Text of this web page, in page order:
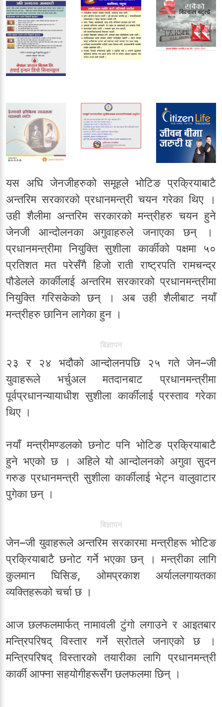
यस अघि जेनजीहरुको समूहले भोटिङ प्रक्रियाबाटै
अन्तरिम सरकारको प्रधानमन्त्री चयन गरेका थिए ।
उही शैलीमा अन्तरिम सरकारको मन्त्रीहरु चयन हुने
जेनजी आन्दोलनका अगुवाहरुले जनाएका छन् ।
प्रधानमन्त्रीमा नियुक्ति सुशीला कार्कीको पक्षमा ५०
प्रतिशत मत परेसँगै हिजो राती राष्ट्रपति रामचन्द्र
पौडेलले कार्कीलाई अन्तरिम सरकारको प्रधानमन्त्रीमा
नियुक्ति गरिसकेको छन् । अब उही शैलीबाट नयाँ
मन्त्रीहरु छानिन लागेका हुन ।
बिज्ञापन
२३ र २४ भदौको आन्दोलनपछि २५ गते जेन–जी
युवाहरूले भर्चुअल मतदानबाट प्रधानमन्त्रीमा
पूर्वप्रधानन्यायाधीश सुशीला कार्कीलाई प्रस्ताव गरेका
थिए ।
नयाँ मन्त्रीमण्डलको छनोट पनि भोटिङ प्रक्रियाबाटै
हुने भएको छ । अहिले यो आन्दोलनको अगुवा सुदन
गरुङ प्रधानमन्त्री सुशीला कार्कीलाई भेट्न वालुवाटार
पुगेका छन् ।
बिज्ञापन
जेन–जी युवाहरूले अन्तरिम सरकारमा मन्त्रीहरू भोटिङ
प्रक्रियाबाटै छनोट गर्ने भएका छन् । मन्त्रीका लागि
कुलमान घिसिङ, ओमप्रकाश अर्याललगायतका
व्यक्तिहरूको चर्चा छ ।
आज छलफलमार्फत् नामावली टुंगो लगाउने र आइतबार
मन्त्रिपरिषद्‌ विस्तार गर्ने स्रोतले जनाएको छ ।
मन्त्रिपरिषद्‌ विस्तारको तयारीका लागि प्रधानमन्त्री
कार्की आफ्ना सहयोगीहरूसँग छलफलमा छिन् ।